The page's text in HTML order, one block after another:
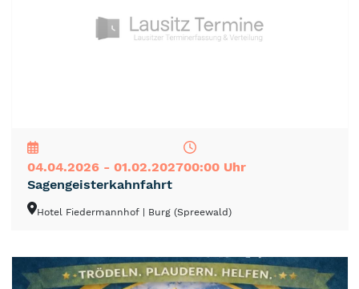
04.04.2026 - 01.02.202700:00 Uhr
Sagengeisterkahnfahrt
Hotel Fiedermannhof | Burg (Spreewald)